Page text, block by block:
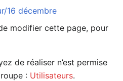
16 décembre
modifier cette page, pour
de réaliser n’est permise
: Utilisateurs.